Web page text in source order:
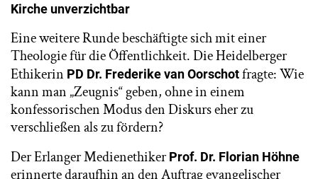
Kirche unverzichtbar
Eine weitere Runde beschäftigte sich mit einer
Theologie für die Öffentlichkeit. Die Heidelberger
Ethikerin PD Dr. Frederike van Oorschotfragte: Wie
kann man „Zeugnis“ geben, ohne in einem
konfessorischen Modus den Diskurs eher zu
verschließen als zu fördern?
Der Erlanger MedienethikerProf. Dr. Florian Höhne
erinnerte daraufhin an den Auftrag evangelischer